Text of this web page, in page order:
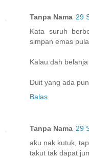
Tanpa Nama 29
Kata suruh
simpan emas
Kalau dah
Duit yang ada
Balas
Tanpa Nama 29
aku nak kutuk,
takut tak dapat